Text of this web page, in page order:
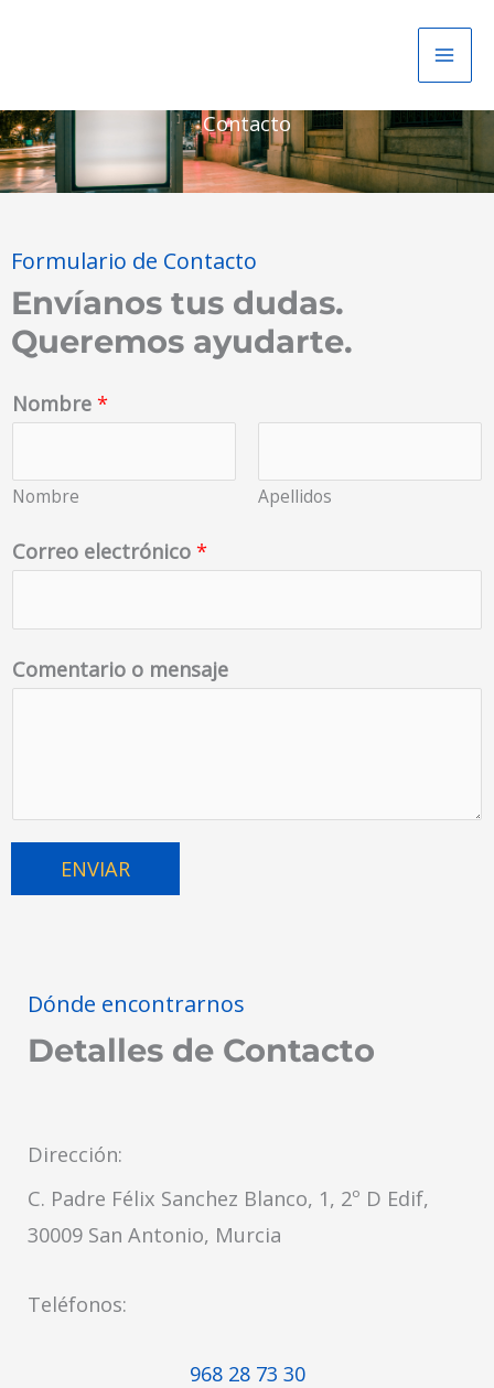
Contacto
Formulario de Contacto
Envíanos tus dudas.
Queremos ayudarte.
Nombre *
Nombre Apellidos
Correo electrónico *
Comentario o mensaje
ENVIAR
Dónde encontrarnos
Detalles de Contacto
Dirección:
C. Padre Félix Sanchez Blanco, 1, 2º D Edif,
30009 San Antonio, Murcia
Teléfonos:
968 28 73 30​